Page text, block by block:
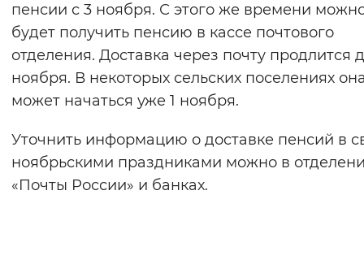
пенсии с 3 ноября. С этого же времени
будет получить пенсию в кассе почтового
отделения. Доставка через почту продлится
ноября. В некоторых сельских поселениях
может начаться уже 1 ноября.
Уточнить информацию о доставке пенсий в
ноябрьскими праздниками можно в
«Почты России» и банках.